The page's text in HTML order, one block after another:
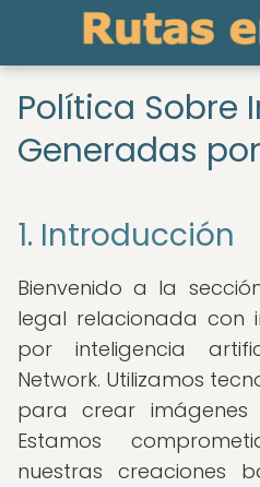
Política Sobre
Generadas
1. Introducción
Bienvenido a la
legal relacionada con
por inteligencia
Network. Utilizamos
para crear imágenes
Estamos
nuestras creaciones